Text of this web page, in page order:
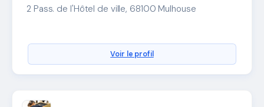
2 Pass. de l'Hôtel de ville, 68100 Mulhouse
Voir le profil